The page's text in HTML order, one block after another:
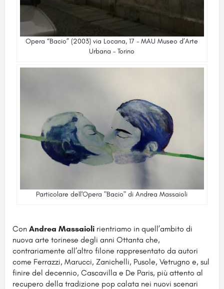
Opera “Bacio” (2003) via Locana, 17 – MAU Museo d’Arte
Urbana – Torino
Particolare dell'Opera "Bacio" di Andrea Massaioli
Con Andrea Massaioli rientriamo in quell’ambito di
nuova arte torinese degli anni Ottanta che,
contrariamente all’altro filone rappresentato da autori
come Ferrazzi, Marucci, Zanichelli, Pusole, Vetrugno e, sul
finire del decennio, Cascavilla e De Paris, più attento al
recupero della tradizione pop calata nei nuovi scenari